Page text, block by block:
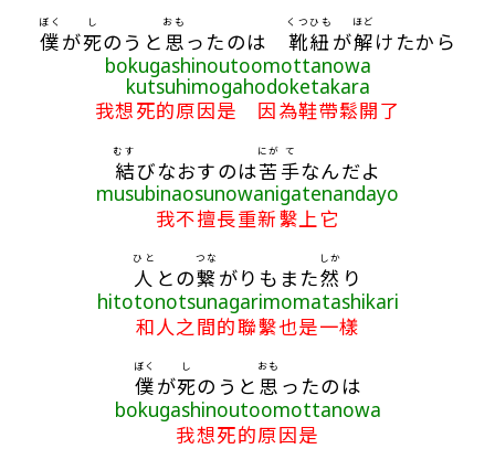
僕
ぼく
が死
し
のうと 思
おも
ったのは 靴
くつ
紐
ひも
が解
ほど
けたから
bokugashinoutoomottanowa
kutsuhimogahodoketakara
我想死的原因是 因為鞋帶鬆開了
結
むす
びなおすのは苦
にが
手
て
なんだよ
musubinaosunowanigatenandayo
我不擅長重新繫上它
人
ひと
との繋
つな
がりもまた然
しか
り
hitotonotsunagarimomatashikari
和人之間的聯繫也是一樣
僕
ぼく
が死
し
のうと 思
おも
ったのは
bokugashinoutoomottanowa
我想死的原因是